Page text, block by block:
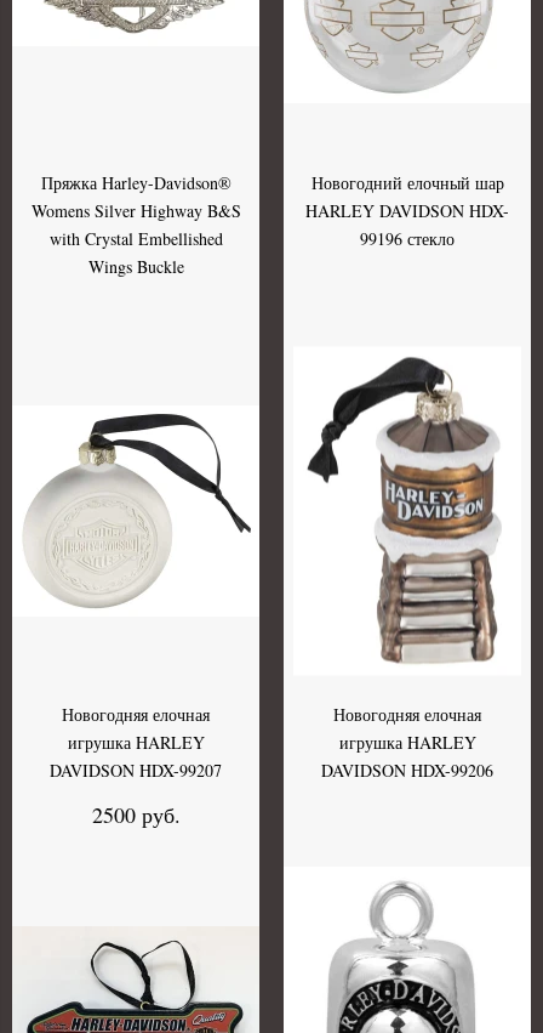
Пряжка Harley-Davidson®
Womens Silver Highway B&S
with Crystal Embellished
Wings Buckle
Новогодний елочный шар
HARLEY DAVIDSON HDX-
99196 стекло
Новогодняя елочная
игрушка HARLEY
DAVIDSON HDX-99207
2500 руб.
Новогодняя елочная
игрушка HARLEY
DAVIDSON HDX-99206